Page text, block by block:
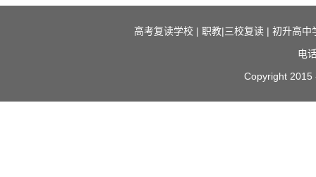
高考复读学校| 职教|三校复读| 初升高中
电
Copyright